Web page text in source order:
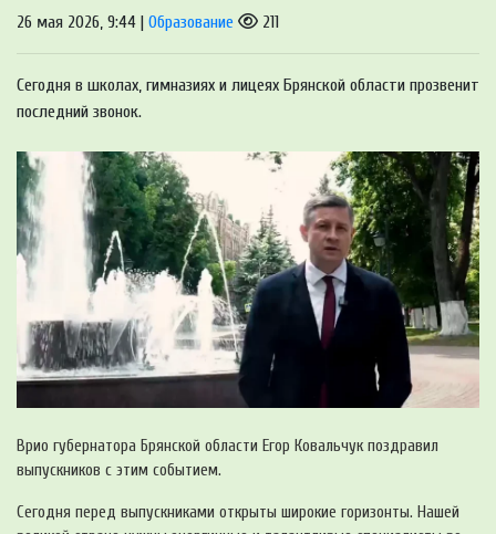
26 мая 2026, 9:44 | Образование 211
Сегодня в школах, гимназиях и лицеях Брянской области прозвенит
последний звонок.
Врио губернатора Брянской области Егор Ковальчук поздравил
выпускников с этим событием.
Сегодня перед выпускниками открыты широкие горизонты. Нашей